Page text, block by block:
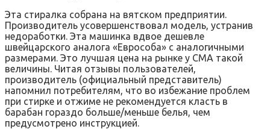
Эта стиралка собрана на вятском предприятии.
Производитель усовершенствовал модель, устранив
недоработки. Эта машинка вдвое дешевле
швейцарского аналога «Еврособа» с аналогичными
размерами. Это лучшая цена на рынке у СМА такой
величины. Читая отзывы пользователей,
производитель (официальный представитель)
напомнил потребителям, что во избежание проблем
при стирке и отжиме не рекомендуется класть в
барабан гораздо больше/меньше белья, чем
предусмотрено инструкцией.